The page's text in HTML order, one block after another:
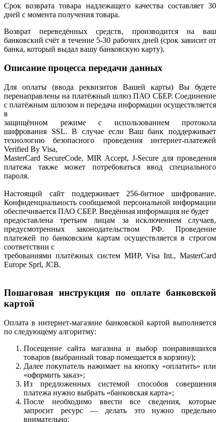
Срок возврата товара надлежащего качества составляет 30
дней с момента получения товара.
Возврат переведённых средств, производится на ваш
банковский счёт в течение 5-30 рабочих дней (срок зависит от
банка, который выдал вашу банковскую карту).
Описание процесса передачи данных
Для оплаты (ввода реквизитов Вашей карты) Вы будете
перенаправлены на платёжный шлюз ПАО СБЕР. Соединение
с платёжным шлюзом и передача информации осуществляется
в
защищённом режиме с использованием протокола
шифрования SSL. В случае если Ваш банк поддерживает
технологию безопасного проведения интернет-платежей
Verified By Visa,
MasterCard SecureCode, MIR Accept, J-Secure для проведения
платежа также может потребоваться ввод специального
пароля.
Настоящий сайт поддерживает 256-битное шифрование.
Конфиденциальность сообщаемой персональной информации
обеспечивается ПАО СБЕР. Введённая информация не будет
предоставлена третьим лицам за исключением случаев,
предусмотренных законодательством РФ. Проведение
платежей по банковским картам осуществляется в строгом
соответствии с
требованиями платёжных систем МИР, Visa Int., MasterCard
Europe Sprl, JCB.
Пошаговая инструкция по оплате банковской
картой
Оплата в интернет-магазине банковской картой выполняется
по следующему алгоритму:
Посещение сайта магазина и выбор понравившихся
товаров (выбранный товар помещается в корзину);
Далее покупатель нажимает на кнопку «оплатить» или
«оформить заказ»;
Из предложенных системой способов совершения
платежа нужно выбрать «банковская карта»;
После необходимо ввести все сведения, которые
запросит ресурс — делать это нужно предельно
внимательно;